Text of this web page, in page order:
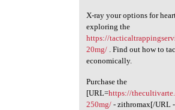
X-ray your options for
exploring the
https://
20mg/. Find out how to
economically.
Purchase the
[URL=https://
250mg/- zithromax[/URL -